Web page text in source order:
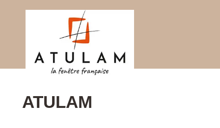
ATULAM